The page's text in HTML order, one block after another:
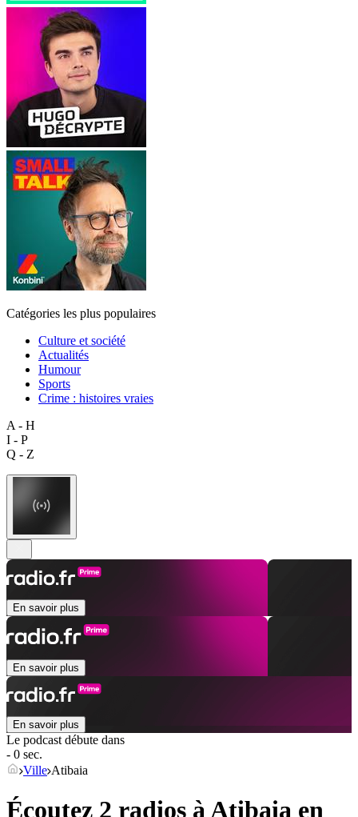
Catégories les plus populaires
Culture et société
Actualités
Humour
Sports
Crime : histoires vraies
A - H
I - P
Q - Z
En savoir plus
En savoir plus
En savoir plus
Le podcast débute dans
- 0 sec.
Ville Atibaia
Écoutez 2 radios à Atibaia en